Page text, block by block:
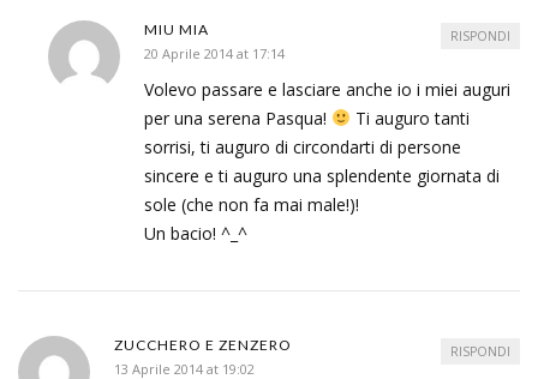
MIU MIA
20 Aprile 2014 at 17:14
Volevo passare e lasciare anche io i miei auguri
per una serena Pasqua!
Ti auguro tanti
sorrisi, ti auguro di circondarti di persone
sincere e ti auguro una splendente giornata di
sole (che non fa mai male!)!
Un bacio! ^_^
RISPONDI
ZUCCHERO E ZENZERO
13 Aprile 2014 at 19:02
RISPONDI